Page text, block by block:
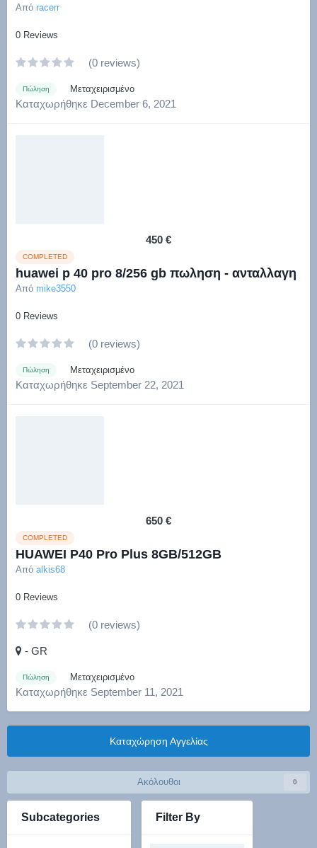
Από racerr
0 Reviews
(0 reviews)
Πώληση Μεταχειρισμένο
Καταχωρήθηκε December 6, 2021
450 €
COMPLETED
huawei p 40 pro 8/256 gb πωληση - ανταλλαγη
Από mike3550
0 Reviews
(0 reviews)
Πώληση Μεταχειρισμένο
Καταχωρήθηκε September 22, 2021
650 €
COMPLETED
HUAWEI P40 Pro Plus 8GB/512GB
Από alkis68
0 Reviews
(0 reviews)
- GR
Πώληση Μεταχειρισμένο
Καταχωρήθηκε September 11, 2021
Καταχώρηση Αγγελίας
Ακόλουθοι 0
Subcategories Filter By